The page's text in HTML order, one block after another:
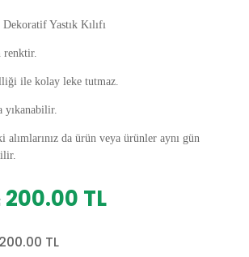
Yastık Kılıfı
renktir.
ile kolay leke tutmaz.
yıkanabilir.
alımlarınız da ürün veya ürünler aynı gün
Orijinal
350.00 TL.
200.00 TLŞu
200.00 TL